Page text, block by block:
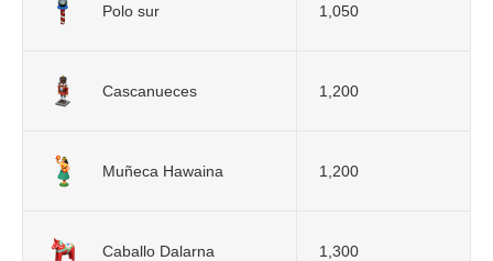
Polo sur 1,050
Cascanueces 1,200
Muñeca Hawaina 1,200
Caballo Dalarna 1,300